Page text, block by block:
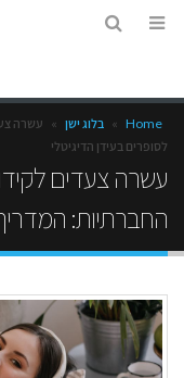
Home
» בלוג ישן » עשרה
לסופרים בעידן הדיגיטלי
עשרה צעדים
החברתיות: